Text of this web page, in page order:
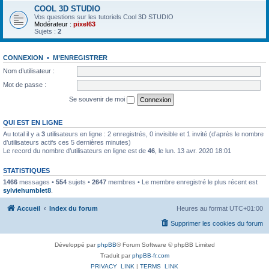
COOL 3D STUDIO
Vos questions sur les tutoriels Cool 3D STUDIO
Modérateur : pixel63
Sujets : 2
CONNEXION • M’ENREGISTRER
Nom d’utilisateur :
Mot de passe :
Se souvenir de moi
QUI EST EN LIGNE
Au total il y a 3 utilisateurs en ligne : 2 enregistrés, 0 invisible et 1 invité (d’après le nombre
d’utilisateurs actifs ces 5 dernières minutes)
Le record du nombre d’utilisateurs en ligne est de 46 , le lun. 13 avr. 2020 18:01
STATISTIQUES
1466 messages • 554 sujets • 2647 membres • Le membre enregistré le plus récent est
sylviehumblet8
Accueil Index du forum Heures au format UTC+01:00
Supprimer les cookies du forum
Développé parphpBB® Forum Software © phpBB Limited
Traduit parphpBB-fr.com
PRIVACY_LINK | TERMS_LINK